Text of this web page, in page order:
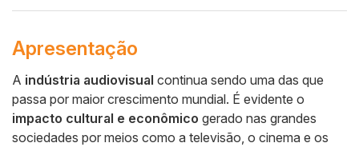
Apresentação
Cuerpo
A indústria audiovisual continua sendo uma das que
passa por maior crescimento mundial. É evidente o
impacto cultural e econômico gerado nas grandes
sociedades por meios como a televisão, o cinema e os